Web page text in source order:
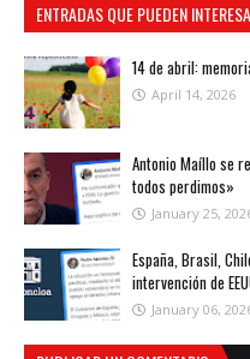
ENTRADAS QUE PUEDEN
14 de abril:
April 14, 2026
Antonio Maíllo se
todos perdimos»
January 25,
España, Brasil,
intervención de
January 06,